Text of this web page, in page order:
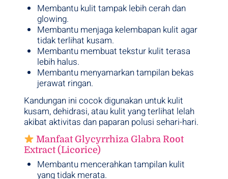
Membantu kulit tampak lebih cerah dan
glowing.
Membantu menjaga kelembapan kulit agar
tidak terlihat kusam.
Membantu membuat tekstur kulit terasa
lebih halus.
Membantu menyamarkan tampilan bekas
jerawat ringan.
Kandungan ini cocok digunakan untuk kulit
kusam, dehidrasi, atau kulit yang terlihat lelah
akibat aktivitas dan paparan polusi sehari-hari.
Manfaat Glycyrrhiza Glabra Root
Extract (Licorice)
Membantu mencerahkan tampilan kulit
yang tidak merata.